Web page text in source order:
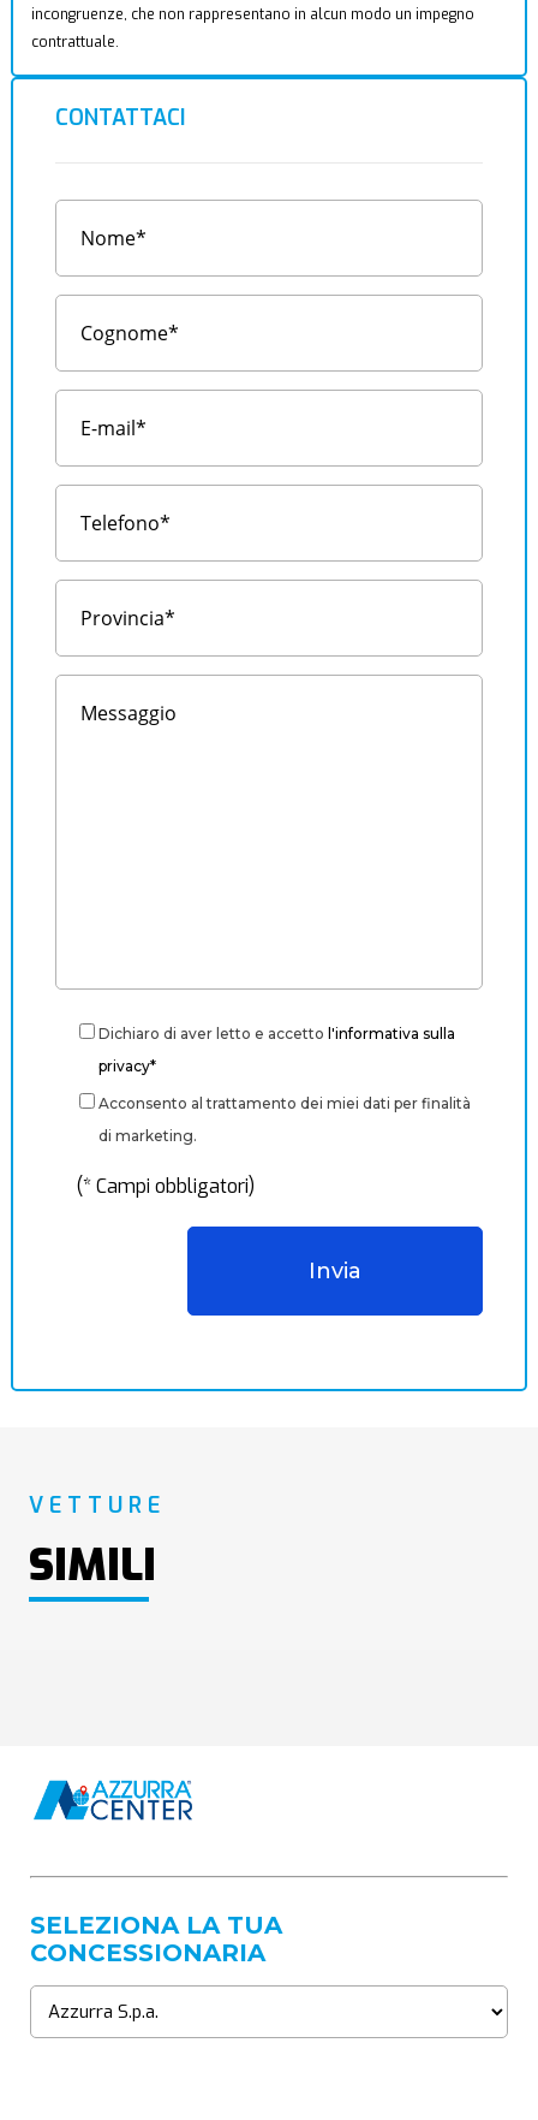
incongruenze, che non rappresentano in alcun modo un impegno
contrattuale.
CONTATTACI
Dichiaro di aver letto e accetto l'informativa sulla
privacy*
Acconsento al trattamento dei miei dati per finalità
di marketing.
(* Campi obbligatori)
VETTURE
SIMILI
SELEZIONA LA TUA
CONCESSIONARIA